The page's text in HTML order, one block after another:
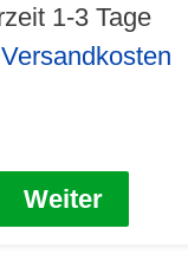
1-3 Tage
Weiter